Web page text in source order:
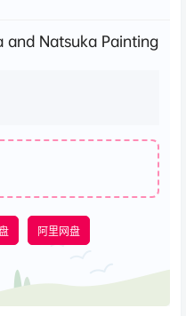
and Natsuka Painting
阿里网盘